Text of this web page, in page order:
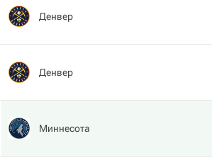
Денвер
Денвер
Миннесота